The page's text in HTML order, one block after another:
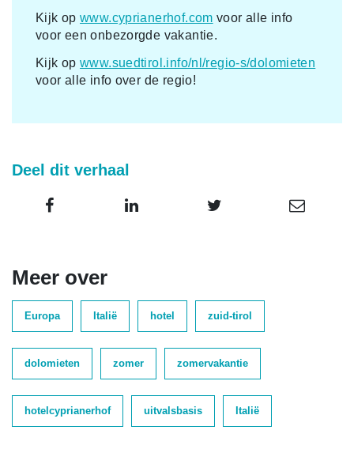
Kijk opwww.cyprianerhof.com voor alle info
voor een onbezorgde vakantie.
Kijk opwww.suedtirol.info/nl/regio-s/dolomieten
voor alle info over de regio!
Deel dit verhaal
Meer over
Europa Italië hotel zuid-tirol
dolomieten zomer zomervakantie
hotelcyprianerhof uitvalsbasis Italië